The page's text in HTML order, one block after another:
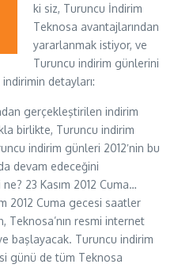
ki siz, Turuncu İndirim
Teknosa avantajlarından
yararlanmak istiyor, ve
Turuncu indirim günlerini
detayları:
gerçekleştirilen indirim
birlikte, Turuncu indirim
indirim günleri 2012′nin bu
devam edeceğini
23 Kasım 2012 Cuma…
2012 Cuma gecesi saatler
Teknosa’nın resmi internet
başlayacak. Turuncu indirim
günü de tüm Teknosa